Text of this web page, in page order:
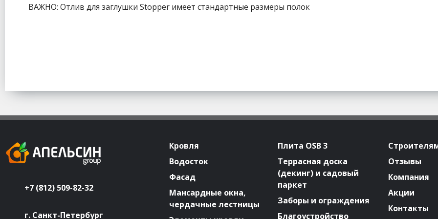
ВАЖНО: Отлив для заглушки Stopper имеет стандартные размеры полок
+7 (812) 509-82-32
г. Санкт-Петербург
Кровля
Водосток
Фасад
Мансардные окна,
чердачные лестницы
Плита OSB 3
Террасная доска
(декинг) и садовый
паркет
Заборы и ограждения
Благоустройство
Отзывы
Компания
Акции
Контакты